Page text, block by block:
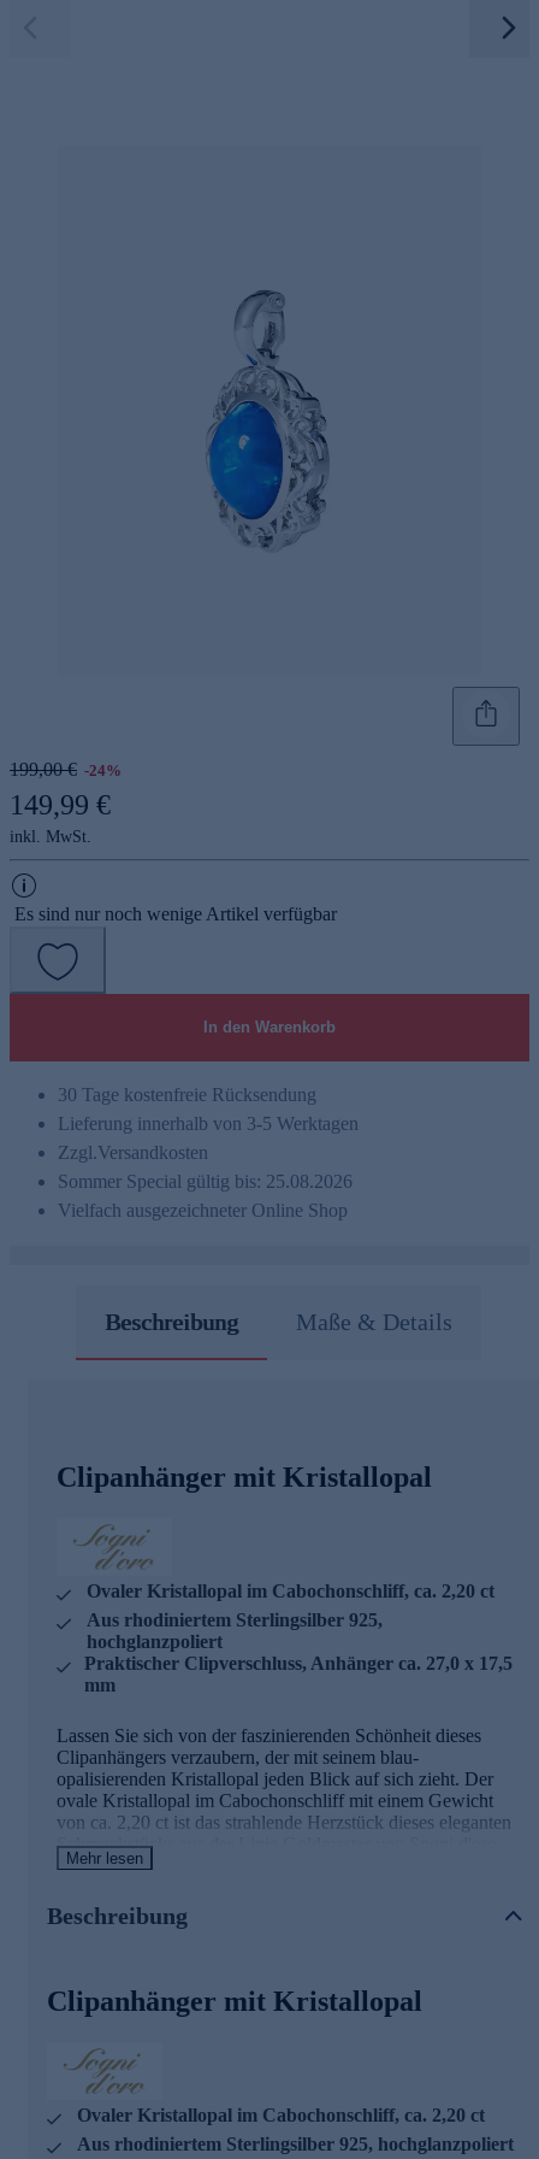
199,00 € -24%
149,99 €
inkl. MwSt.
Es sind nur noch wenige Artikel verfügbar
In den Warenkorb
30 Tage kostenfreie Rücksendung
Lieferung innerhalb von 3-5 Werktagen
Zzgl.Versandkosten
Sommer Special gültig bis: 25.08.2026
Vielfach ausgezeichneter Online Shop
Beschreibung Maße & Details
Clipanhänger mit Kristallopal
Ovaler Kristallopal im Cabochonschliff, ca. 2,20 ct
Aus rhodiniertem Sterlingsilber 925,
hochglanzpoliert
Praktischer Clipverschluss, Anhänger ca. 27,0 x 17,5
mm
Lassen Sie sich von der faszinierenden Schönheit dieses
Clipanhängers verzaubern, der mit seinem blau-
opalisierenden Kristallopal jeden Blick auf sich zieht. Der
ovale Kristallopal im Cabochonschliff mit einem Gewicht
von ca. 2,20 ct ist das strahlende Herzstück dieses eleganten
Schmuckstücks aus der Linie Goldmaster von Sogni d'oro.
Der behandelte Edelstein aus Äthiopien zeigt ein
begeistert. Sicher in einer Zargenfassung gehalten, wird der
Opal von einer kunstvoll gestalteten, ornamentalen
einen edlen Glanz und unterstreicht die natürliche Schönheit
des Steins perfekt. Mit einer Größe von ca. 27,0 x 17,5 mm
Piece, das Ihre Persönlichkeit auf besondere Weise zum
Ausdruck bringt. Der praktische Clipverschluss ermöglicht
es Ihnen, den Anhänger flexibel an verschiedenen Ketten zu
tragen und so immer wieder neue Looks zu kreieren. Ein
zeitloses Schmuckstück, das Sie zu jedem Anlass stilvoll
Mehr lesen
Beschreibung
Clipanhänger mit Kristallopal
Ovaler Kristallopal im Cabochonschliff, ca. 2,20 ct
Aus rhodiniertem Sterlingsilber 925, hochglanzpoliert